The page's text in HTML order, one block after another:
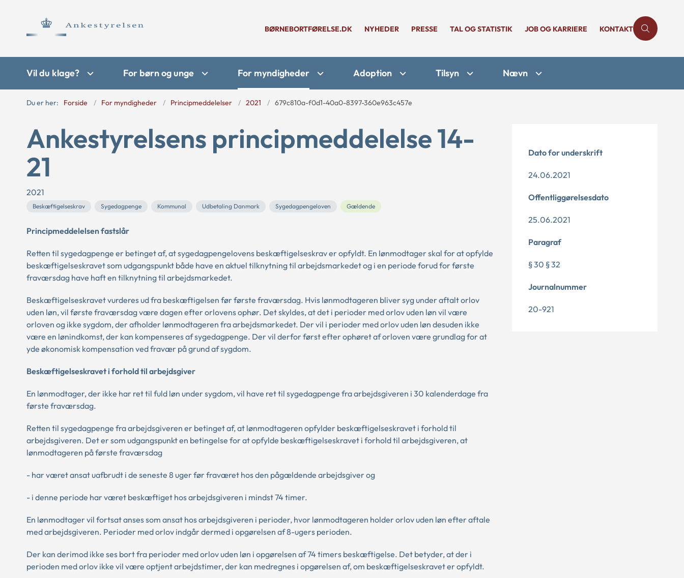
BØRNEBORTFØRELSE.DK NYHEDER PRESSE TAL OG STATISTIK JOB OG KARRIERE KONTAKT
Vil du klage? For børn og unge For myndigheder Adoption Tilsyn Nævn
Du er her: Forside For myndigheder Principmeddelelser 2021 679c810a-f0d1-40a0-8397-360e963c457e
Ankestyrelsens principmeddelelse 14-
21
2021
Beskæftigelseskrav Sygedagpenge Kommunal Udbetaling Danmark Sygedagpengeloven Gældende
Principmeddelelsen fastslår
Retten til sygedagpenge er betinget af, at sygedagpengelovens beskæftigelseskrav er opfyldt. En lønmodtager skal for at opfylde
beskæftigelseskravet som udgangspunkt både have en aktuel tilknytning til arbejdsmarkedet og i en periode forud for første
fraværsdag have haft en tilknytning til arbejdsmarkedet.
Beskæftigelseskravet vurderes ud fra beskæftigelsen før første fraværsdag. Hvis lønmodtageren bliver syg under aftalt orlov
uden løn, vil første fraværsdag være dagen efter orlovens ophør. Det skyldes, at det i perioder med orlov uden løn vil være
orloven og ikke sygdom, der afholder lønmodtageren fra arbejdsmarkedet. Der vil i perioder med orlov uden løn desuden ikke
være en lønindkomst, der kan kompenseres af sygedagpenge. Der vil derfor først efter ophøret af orloven være grundlag for at
yde økonomisk kompensation ved fravær på grund af sygdom.
Beskæftigelseskravet i forhold til arbejdsgiver
En lønmodtager, der ikke har ret til fuld løn under sygdom, vil have ret til sygedagpenge fra arbejdsgiveren i 30 kalenderdage fra
første fraværsdag.
Retten til sygedagpenge fra arbejdsgiveren er betinget af, at lønmodtageren opfylder beskæftigelseskravet i forhold til
arbejdsgiveren. Det er som udgangspunkt en betingelse for at opfylde beskæftigelseskravet i forhold til arbejdsgiveren, at
lønmodtageren på første fraværsdag
- har været ansat uafbrudt i de seneste 8 uger før fraværet hos den pågældende arbejdsgiver og
- i denne periode har været beskæftiget hos arbejdsgiveren i mindst 74 timer.
En lønmodtager vil fortsat anses som ansat hos arbejdsgiveren i perioder, hvor lønmodtageren holder orlov uden løn efter aftale
med arbejdsgiveren. Perioder med orlov indgår dermed i opgørelsen af 8-ugers perioden.
Der kan derimod ikke ses bort fra perioder med orlov uden løn i opgørelsen af 74 timers beskæftigelse. Det betyder, at der i
perioden med orlov ikke vil være optjent arbejdstimer, der kan medregnes i opgørelsen af, om beskæftigelseskravet er opfyldt.
Dato for underskrift
24.06.2021
Offentliggørelsesdato
25.06.2021
Paragraf
§ 30 § 32
Journalnummer
20-921